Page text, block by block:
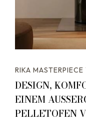
RIKA MASTERPIECE
DESIGN,
EINEM
ELLETOFEN